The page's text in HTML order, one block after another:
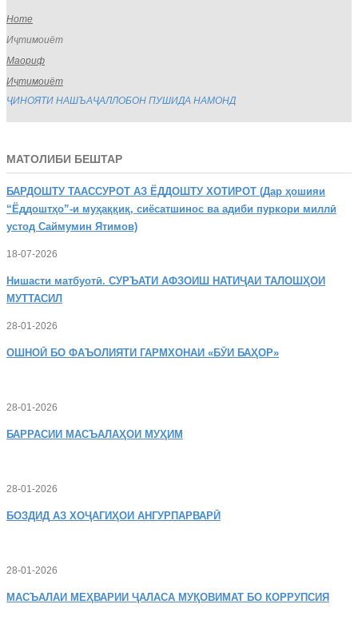
Home
Иҷтимоиёт
Маориф
Иҷтимоиёт
ҶИНОЯТИ НАШЪАҶАЛЛОБОН ПУШИДА НАМОНД
МАТОЛИБИ БЕШТАР
БАРДОШТУ ТААССУРОТ АЗ ЁДДОШТУ ХОТИРОТ (Дар ҳошияи
“Ёддоштҳо”-и муҳаққиқ, сиёсатшинос ва адиби пуркори миллӣ
устод Саймумин Ятимов)
18-07-2026
Нишасти матбуотӣ. СУРЪАТИ АФЗОИШ НАТИҶАИ ТАЛОШҲОИ
МУТТАСИЛ
28-01-2026
ОШНОӢ БО ФАЪОЛИЯТИ ГАРМХОНАИ «БӮИ БАҲОР»
28-01-2026
БАРРАСИИ МАСЪАЛАҲОИ МУҲИМ
28-01-2026
БОЗДИД АЗ ХОҶАГИҲОИ АНГУРПАРВАРӢ
28-01-2026
МАСЪАЛАИ МЕҲВАРИИ ҶАЛАСА МУҚОВИМАТ БО КОРРУПСИЯ